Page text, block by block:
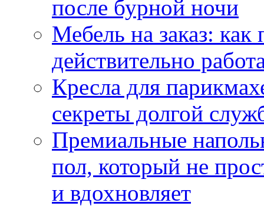
после бурной ночи
Мебель на заказ:
действительно
Кресла для
секреты долгой
Премиальные
пол, который не
и вдохновляет